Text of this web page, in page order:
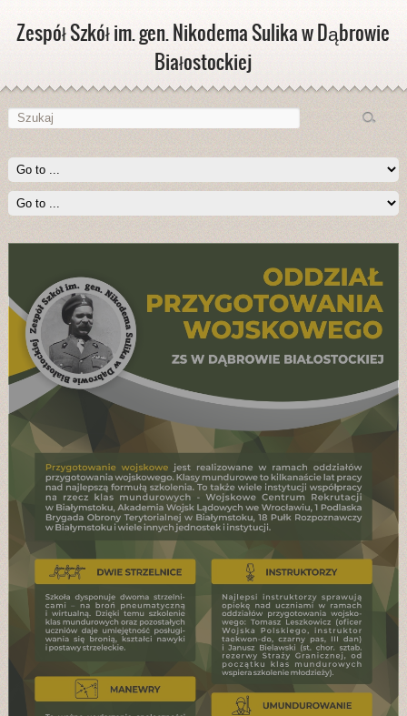
Zespół Szkół im. gen. Nikodema Sulika w Dąbrowie
Białostockiej